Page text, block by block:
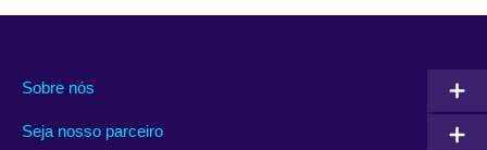
Sobre nós
Seja nosso parceiro